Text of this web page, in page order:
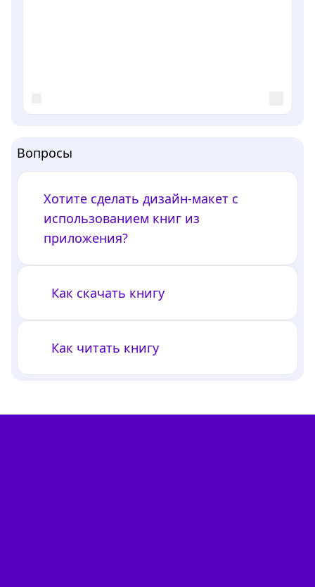
Вопросы
Хотите сделать дизайн-макет с
использованием книг из
приложения?
Как скачать книгу
Как читать книгу